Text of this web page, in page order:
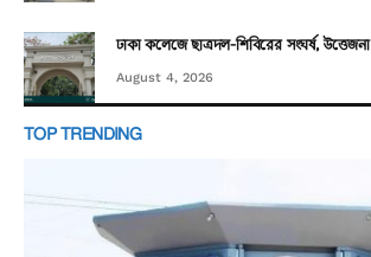
ঢাকা কলেজে ছাত্রদল-শিবিরের সংঘর্ষ, উত্তেজনা
August 4, 2026
TOP TRENDING